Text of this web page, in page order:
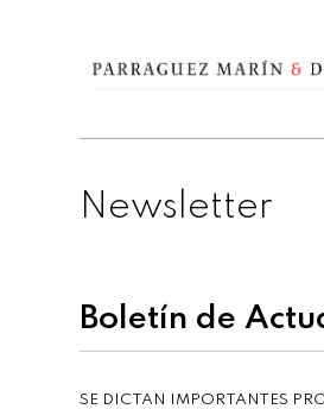
Newsletter
Boletín de
SE DICTAN IMPORTANTES